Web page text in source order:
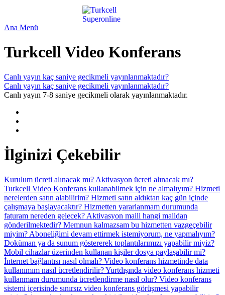
Ana Menü
Turkcell Video Konferans
Canlı yayın kaç saniye gecikmeli yayınlanmaktadır?
Canlı yayın kaç saniye gecikmeli yayınlanmaktadır?
Canlı yayın 7-8 saniye gecikmeli olarak yayınlanmaktadır.
İlginizi Çekebilir
Kurulum ücreti alınacak mı? Aktivasyon ücreti alınacak mı?
Turkcell Video Konferans kullanabilmek için ne almalıyım? Hizmeti
nerelerden satın alabilirim? Hizmeti satın aldıktan kaç gün içinde
çalışmaya başlayacaktır? Hizmetten yararlanmam durumunda
faturam nereden gelecek? Aktivasyon maili hangi maildan
gönderilmektedir? Memnun kalmazsam bu hizmetten vazgeçebilir
miyim? Aboneliğimi devam ettirmek istemiyorum, ne yapmalıyım?
Doküman ya da sunum göstererek toplantılarımızı yapabilir miyiz?
Mobil cihazlar üzerinden kullanan kişiler dosya paylaşabilir mi?
İnternet bağlantısı nasıl olmalı? Video konferans hizmetinde data
kullanımım nasıl ücretlendirilir?Yurtdışında video konferans hizmeti
kullanmam durumunda ücretlendirme nasıl olur? Video konferans
sistemi içerisinde sınırsız video konferans görüşmesi yapabilir